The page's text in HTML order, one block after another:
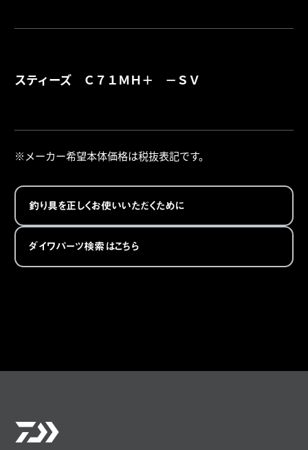
スティーズ Ｃ７１ＭＨ＋ －ＳＶ
メーカー希望本体価格は税抜表記です。
釣り具を正しくお使いいただくために
ダイワパーツ検索はこちら